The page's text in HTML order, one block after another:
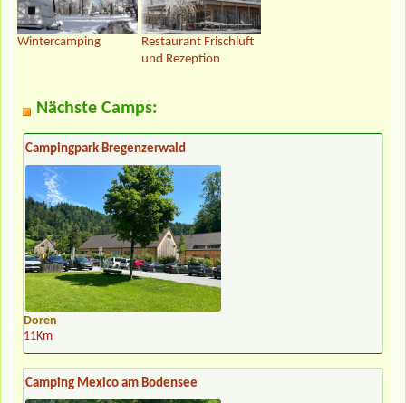
Wintercamping
Restaurant Frischluft
und Rezeption
Nächste Camps:
Campingpark Bregenzerwald
Doren
11Km
Camping Mexico am Bodensee